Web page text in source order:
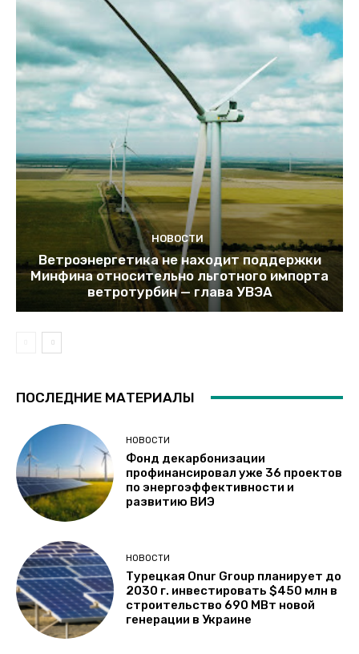
НОВОСТИ
Ветроэнергетика не находит поддержки
Минфина относительно льготного импорта
ветротурбин — глава УВЭА
ПОСЛЕДНИЕ МАТЕРИАЛЫ
НОВОСТИ
Фонд декарбонизации
профинансировал уже 36 проектов
по энергоэффективности и
развитию ВИЭ
НОВОСТИ
Турецкая Onur Group планирует до
2030 г. инвестировать $450 млн в
строительство 690 МВт новой
генерации в Украине